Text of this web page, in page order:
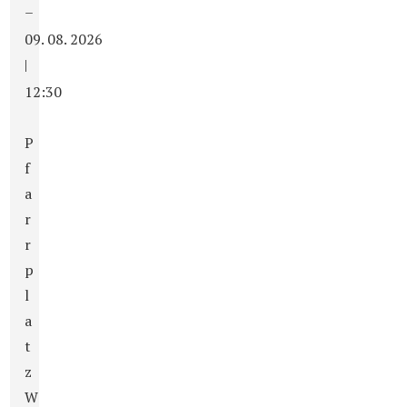
–
09. 08. 2026
|
12:30
P
f
a
r
r
p
l
a
t
z
W